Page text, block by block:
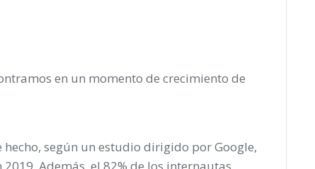
en un momento de crecimiento de
según un estudio dirigido por Google,